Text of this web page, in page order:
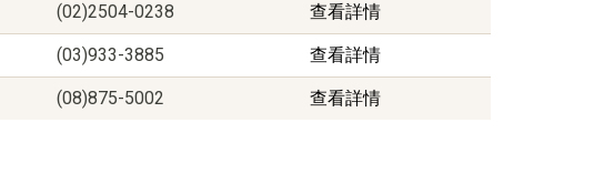
(02)2504-0238 查看詳情
(03)933-3885 查看詳情
(08)875-5002 查看詳情